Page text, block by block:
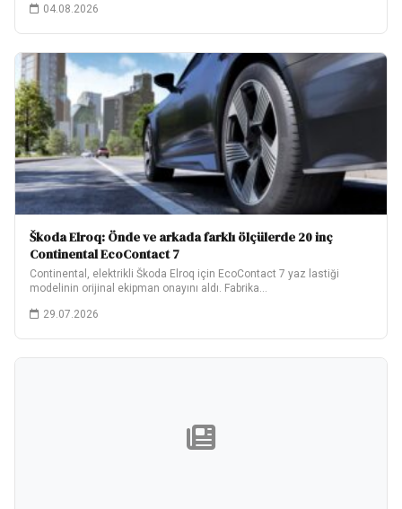
04.08.2026
Škoda Elroq: Önde ve arkada farklı ölçülerde 20 inç
Continental EcoContact 7
Continental, elektrikli Škoda Elroq için EcoContact 7 yaz lastiği
modelinin orijinal ekipman onayını aldı. Fabrika…
29.07.2026